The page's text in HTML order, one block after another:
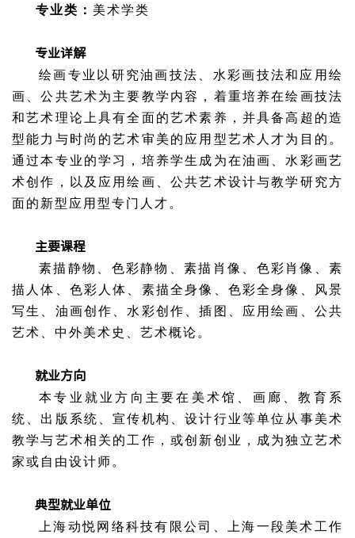
专业类： 美术学类
专业详解
绘画专业以研究油画技法、水彩画技法和应用绘
画、公共艺术为主要教学内容，着重培养在绘画技法
和艺术理论上具有全面的艺术素养，并具备高超的造
型能力与时尚的艺术审美的应用型艺术人才为目的。
通过本专业的学习，培养学生成为在油画、水彩画艺
术创作，以及应用绘画、公共艺术设计与教学研究方
面的新型应用型专门人才。
主要课程
素描静物、色彩静物、素描肖像、色彩肖像、素
描人体、色彩人体、素描全身像、色彩全身像、风景
写生、油画创作、水彩创作、插图、应用绘画、公共
艺术、中外美术史、艺术概论。
就业方向
本专业就业方向主要在美术馆、画廊、教育系
统、出版系统、宣传机构、设计行业等单位从事美术
教学与艺术相关的工作，或创新创业，成为独立艺术
家或自由设计师。
典型就业单位
上海动悦网络科技有限公司、上海一段美术工作